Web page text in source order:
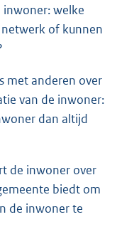
inwoner: welke
of kunnen
met anderen over
van de inwoner:
dan altijd
de inwoner over
biedt om
de inwoner te